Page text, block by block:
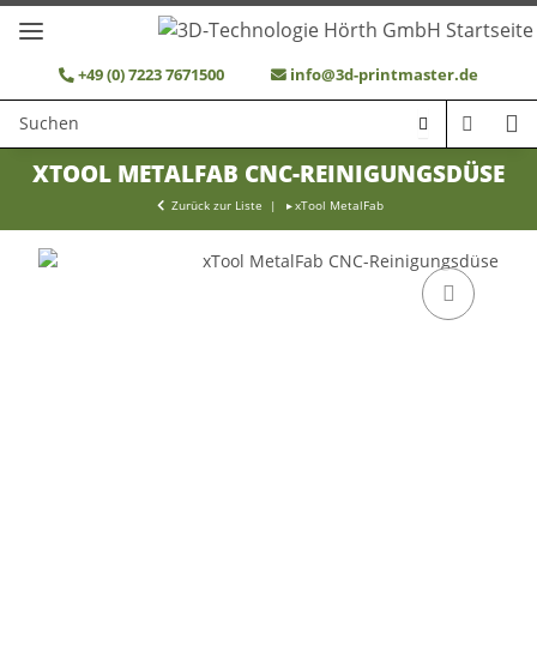
+49 (0) 7223 7671500 info@3d-printmaster.de
XTOOL METALFAB CNC-REINIGUNGSDÜSE
Zurück zur Liste xTool MetalFab